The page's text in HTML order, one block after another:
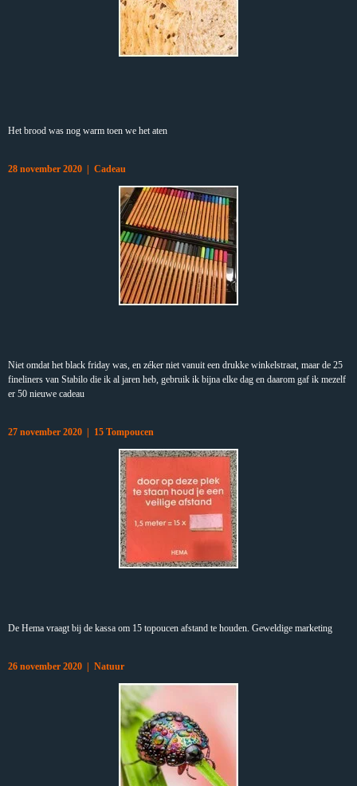
Het brood was nog warm toen we het aten
28 november 2020 | Cadeau
Niet omdat het black friday was, en zéker niet vanuit een drukke winkelstraat, maar de 25
fineliners van Stabilo die ik al jaren heb, gebruik ik bijna elke dag en daarom gaf ik mezelf
er 50 nieuwe cadeau
27 november 2020 | 15 Tompoucen
De Hema vraagt bij de kassa om 15 topoucen afstand te houden. Geweldige marketing
26 november 2020 | Natuur